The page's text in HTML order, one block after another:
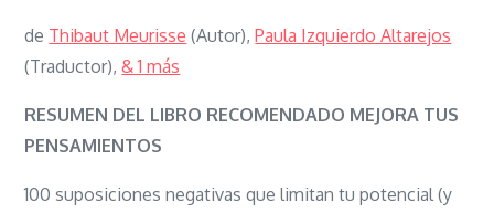
Mejora
Pensamientos
de Thibaut Meurisse (Autor),Paula Izquierdo Altarejos
(Traductor),& 1 más
RESUMEN DEL LIBRO RECOMENDADO MEJORA TUS
PENSAMIENTOS
100 suposiciones negativas que limitan tu potencial (y